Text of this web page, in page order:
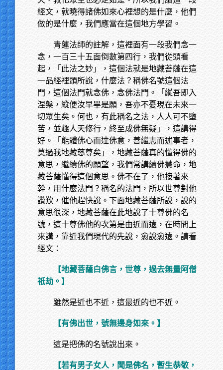
經文，就曉得諸佛如來心裡想的是什麼，他們
做的是什麼，我們應當在這個地方學習。
青蓮法師的註解，這裡面有一段我們念一
念，一百三十五面倒數第四行，我們從頭看
起，「此法之妙」，這個法就是地藏菩薩在這
一品經裡頭所說，什麼法？稱佛名號這個法
門，這個法門就念佛，念佛法門。「縱吾即入
涅槃，縱便汝早畢是願，吾亦不憂現在未來一
切眾生矣。何也，有此稱名之法，人人可不墮
苦，並趣人天修行，終至成佛無疑」，這講得
好。「能體佛心而達佛意，善繼志而述事者，
莫過我地藏慈尊矣」，地藏菩薩真的懂得佛的
意思，繼續佛的願望，我們常講續佛慧命，地
藏菩薩懂得這個意思。佛不在了，他接著來
幹，用什麼法門？稱名的法門，所以世尊對他
讚歎，催他趕快說。下面地藏菩薩所說，說的
意思很深，地藏菩薩在此地說了十尊佛的名
號，這十尊佛他的次第是由近而遠，在時間上
來講，靠近我們現代的先說，愈說愈遠。請看
經文：
【地藏菩薩白佛言，世尊，過去無量阿僧
祇劫。】
雖然是近也不近，這最近的也不近。
【有佛出世，號無邊身如來。】
這是把佛的名號說出來。
【若有男子女人，聞是佛名，暫生恭敬，